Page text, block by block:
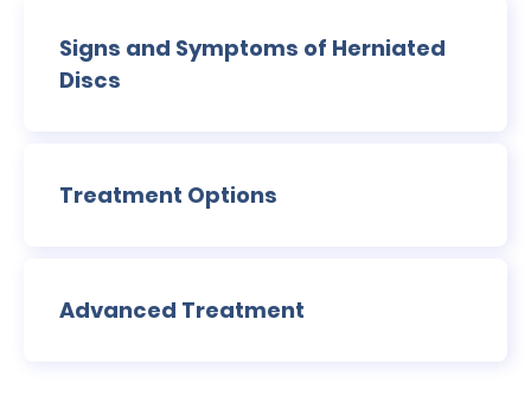
Signs and Symptoms of Herniated
Discs
Treatment Options
Advanced Treatment